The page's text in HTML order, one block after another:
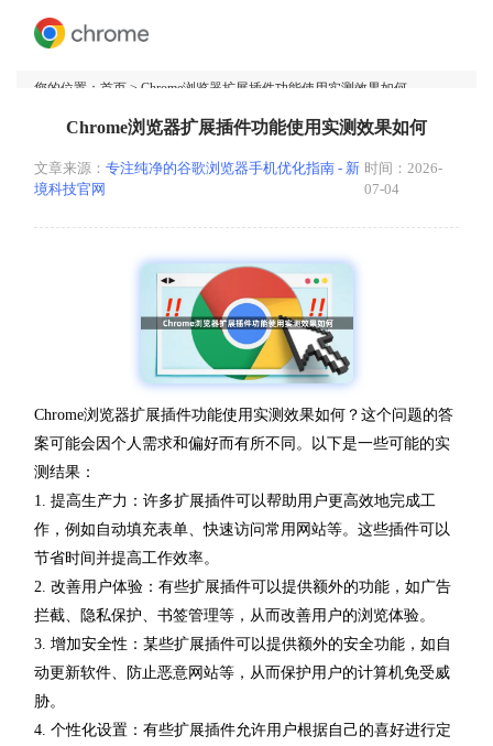
您的位置： 首页 > Chrome浏览器扩展插件功能使用实测效果如何
Chrome浏览器扩展插件功能使用实测效果如何
文章来源： 专注纯净的谷歌浏览器手机优化指南 - 新
境科技官网
时间：2026-
07-04
Chrome浏览器扩展插件功能使用实测效果如何？这个问题的答
案可能会因个人需求和偏好而有所不同。以下是一些可能的实
测结果：
1. 提高生产力：许多扩展插件可以帮助用户更高效地完成工
作，例如自动填充表单、快速访问常用网站等。这些插件可以
节省时间并提高工作效率。
2. 改善用户体验：有些扩展插件可以提供额外的功能，如广告
拦截、隐私保护、书签管理等，从而改善用户的浏览体验。
3. 增加安全性：某些扩展插件可以提供额外的安全功能，如自
动更新软件、防止恶意网站等，从而保护用户的计算机免受威
胁。
4. 个性化设置：有些扩展插件允许用户根据自己的喜好进行定